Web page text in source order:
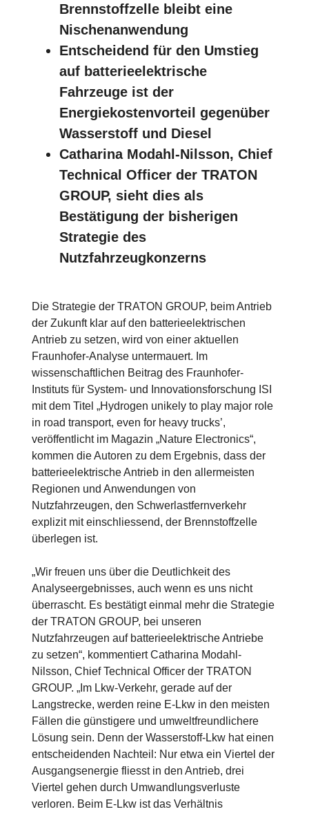
Brennstoffzelle bleibt eine
Nischenanwendung
Entscheidend für den Umstieg
auf batterieelektrische
Fahrzeuge ist der
Energiekostenvorteil gegenüber
Wasserstoff und Diesel
Catharina Modahl-Nilsson, Chief
Technical Officer der TRATON
GROUP, sieht dies als
Bestätigung der bisherigen
Strategie des
Nutzfahrzeugkonzerns
Die Strategie der TRATON GROUP, beim Antrieb
der Zukunft klar auf den batterieelektrischen
Antrieb zu setzen, wird von einer aktuellen
Fraunhofer-Analyse untermauert. Im
wissenschaftlichen Beitrag des Fraunhofer-
Instituts für System- und Innovationsforschung ISI
mit dem Titel „Hydrogen unikely to play major role
in road transport, even for heavy trucks’,
veröffentlicht im Magazin „Nature Electronics“,
kommen die Autoren zu dem Ergebnis, dass der
batterieelektrische Antrieb in den allermeisten
Regionen und Anwendungen von
Nutzfahrzeugen, den Schwerlastfernverkehr
explizit mit einschliessend, der Brennstoffzelle
überlegen ist.
„Wir freuen uns über die Deutlichkeit des
Analyseergebnisses, auch wenn es uns nicht
überrascht. Es bestätigt einmal mehr die Strategie
der TRATON GROUP, bei unseren
Nutzfahrzeugen auf batterieelektrische Antriebe
zu setzen“, kommentiert Catharina Modahl-
Nilsson, Chief Technical Officer der TRATON
GROUP. „Im Lkw-Verkehr, gerade auf der
Langstrecke, werden reine E-Lkw in den meisten
Fällen die günstigere und umweltfreundlichere
Lösung sein. Denn der Wasserstoff-Lkw hat einen
entscheidenden Nachteil: Nur etwa ein Viertel der
Ausgangsenergie fliesst in den Antrieb, drei
Viertel gehen durch Umwandlungsverluste
verloren. Beim E-Lkw ist das Verhältnis